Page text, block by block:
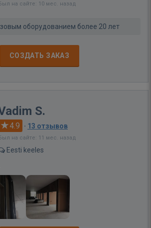
на сайте: 10 мес. назад
оборудованием более 20 лет
СОЗДАТЬ ЗАКАЗ
S.
4.9 · 13 отзывов
на сайте: 11 мес. назад
Eesti keeles